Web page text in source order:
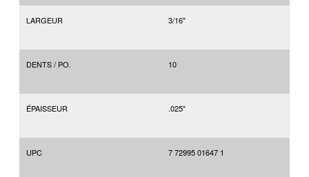
LARGEUR 3/16"
DENTS / PO. 10
ÉPAISSEUR .025"
UPC 7 72995 01647 1